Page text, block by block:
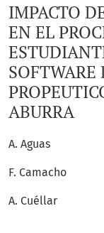
IMPACTO
EN EL
SOFTWARE
ABURRA
A. Aguas
F. Camacho
A. Cuéllar